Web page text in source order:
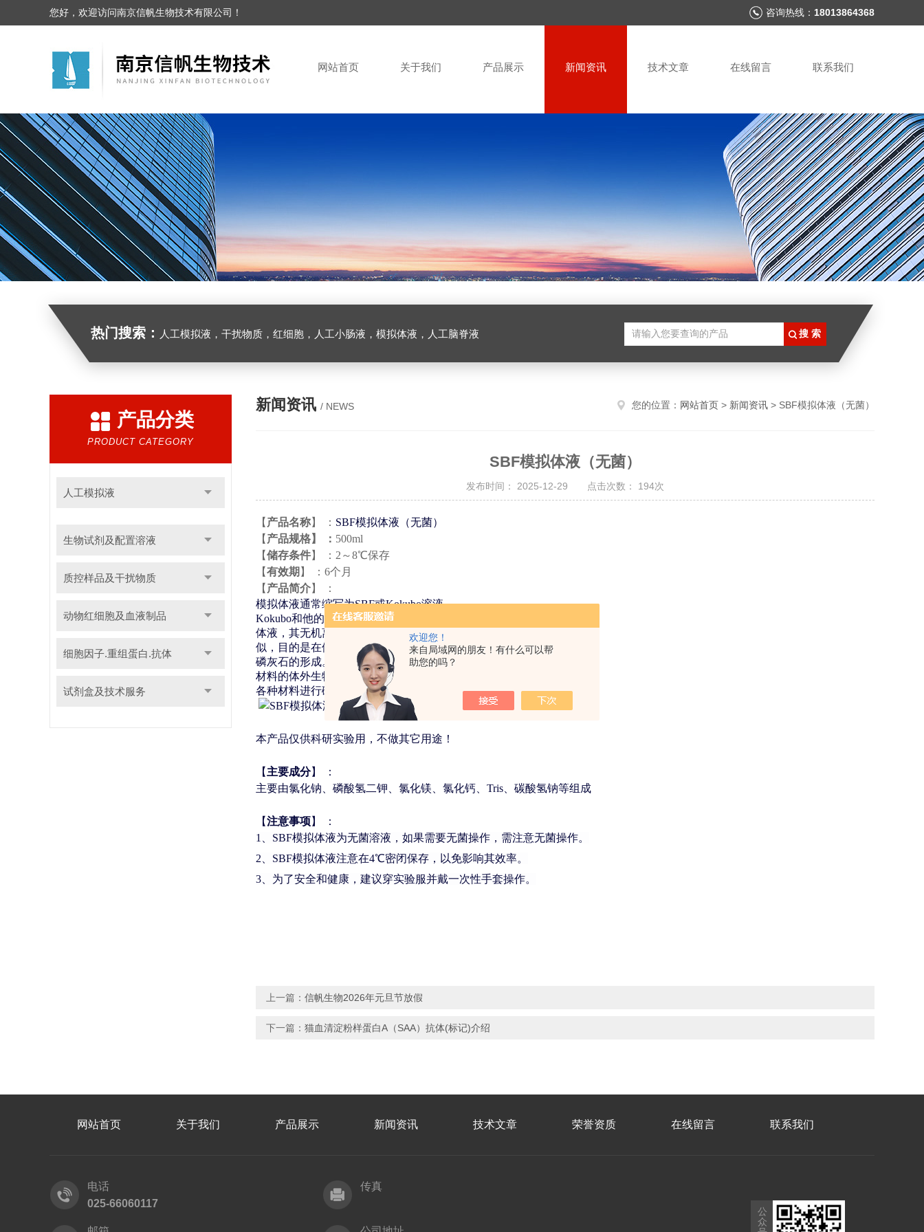
欢迎您！
来自局域网的朋友！有什么可以帮
助您的吗？
您好，欢迎访问南京信帆生物技术有限公司！ 咨询热线： 18013864368
网站首页 关于我们 产品展示 新闻资讯 技术文章 在线留言 联系我们
热门搜索： 人工模拟液，干扰物质，红细胞，人工小肠液，模拟体液，人工脑脊液
产品分类
PRODUCT CATEGORY
人工模拟液
生物试剂及配置溶液
质控样品及干扰物质
动物红细胞及血液制品
细胞因子.重组蛋白.抗体
试剂盒及技术服务
新闻资讯 / NEWS 您的位置： 网站首页 > 新闻资讯 > SBF模拟体液（无菌）
SBF模拟体液（无菌）
发布时间： 2025-12-29 点击次数： 194次
【 产品名称】 ： SBF模拟体液（无菌）
【 产品规格】 ： 500ml
【储存条件】 ： 2～8℃保存
【有效期 】 ： 6个月
【 产品简介】
：
模拟体液通常缩写为SBF或Kokubo溶液。
Kokubo和他的同事开发了一种非细胞模拟
体液，其无机离子浓度与生物细胞外体液相
似，目的是在体外生物活性材料上复制羟基
磷灰石的形成。该溶液不仅可用于评价人工
材料的体外生物活性，还可在仿生条件下对
各种材料进行磷灰石涂层。
本产品仅供科研实验用，不做其它用途！
【 主要成分】
：
主要由氯化钠、磷酸氢二钾、氯化镁、氯化钙、 Tris 、碳酸氢钠等组成
【注意事项】
：
1、 SBF模拟体液为无菌溶液，如果需要无菌操作，需注意无菌操作。
2、 SBF模拟体液注意在4℃密闭保存，以免影响其效率。
3、 为了安全和健康，建议穿实验服并戴一次性手套操作。
上一篇： 信帆生物2026年元旦节放假
下一篇： 猫血清淀粉样蛋白A（SAA）抗体(标记)介绍
网站首页 关于我们 产品展示 新闻资讯 技术文章 荣誉资质 在线留言 联系我们
电话
025-66060117
传真
公
众